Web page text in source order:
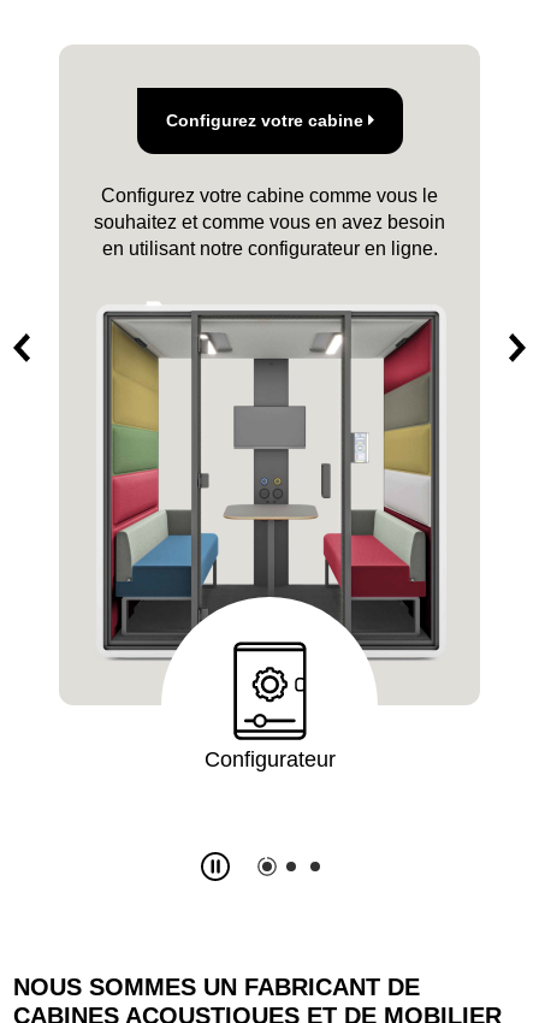
Demandez le devis
Vous souhaitez obtenir de plus amples
informations et connaître les prix ? Prenez
contact avec nous.
Demandez le devis
NOUS SOMMES UN FABRICANT DE
CABINES ACOUSTIQUES ET DE MOBILIER